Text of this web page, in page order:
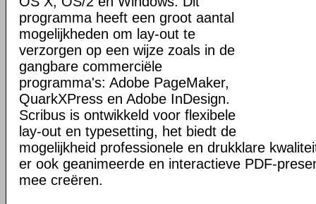
programma heeft een groot aantal
mogelijkheden om lay-out te
verzorgen op een wijze zoals in de
gangbare commerciële
programma's: Adobe PageMaker,
QuarkXPress en Adobe InDesign.
Scribus is ontwikkeld voor flexibele
lay-out en typesetting, het biedt de
mogelijkheid professionele en drukklare
er ook geanimeerde en interactieve PDF-
mee creëren.